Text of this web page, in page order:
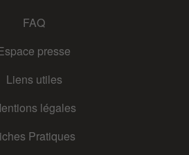
FAQ
presse
Liens utiles
légales
Pratiques